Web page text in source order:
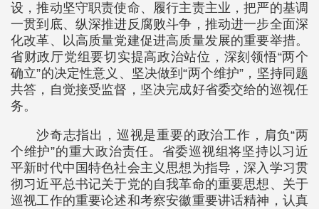
设，推动坚守职责使命、履行主责主业，把严的基调
一贯到底、纵深推进反腐败斗争，推动进一步全面深
化改革、以高质量党建促进高质量发展的重要举措。
省财政厅党组要切实提高政治站位，深刻领悟“两个
确立”的决定性意义、坚决做到“两个维护”，坚持同题
共答，自觉接受监督，坚决完成好省委交给的巡视任
务。
沙奇志指出，巡视是重要的政治工作，肩负“两
个维护”的重大政治责任。省委巡视组将坚持以习近
平新时代中国特色社会主义思想为指导，深入学习贯
彻习近平总书记关于党的自我革命的重要思想、关于
巡视工作的重要论述和考察安徽重要讲话精神，认真